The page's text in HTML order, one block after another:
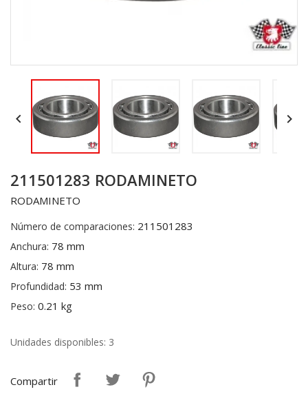
 
211501283 RODAMINETO
RODAMINETO
Número de comparaciones: 211501283
Anchura: 78 mm
Altura: 78 mm
Profundidad: 53 mm
Peso: 0.21 kg
Unidades disponibles: 3
Compartir